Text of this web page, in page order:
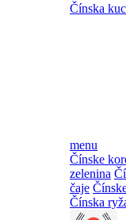
Čínska
menu
Čínske
zelenina
čaje
Čínska